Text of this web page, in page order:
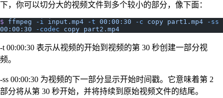
下，你可以切分大的视频文件到多个较小的部分，像下面：
$ ffmpeg -i input.mp4 -t 00:00:30 -c copy part1.mp4 -ss
00:00:30 -codec copy part2.mp4
-t 00:00:30 表示从视频的开始到视频的第 30 秒创建一部分视
频。
-ss 00:00:30 为视频的下一部分显示开始时间戳。它意味着第 2
部分将从第 30 秒开始，并将持续到原始视频文件的结尾。